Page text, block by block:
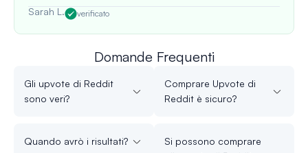
Sarah L. verificato
Domande Frequenti
Gli upvote di Reddit
sono veri?
Quando avrò i risultati?
Comprare Upvote di
Reddit è sicuro?
Si possono comprare